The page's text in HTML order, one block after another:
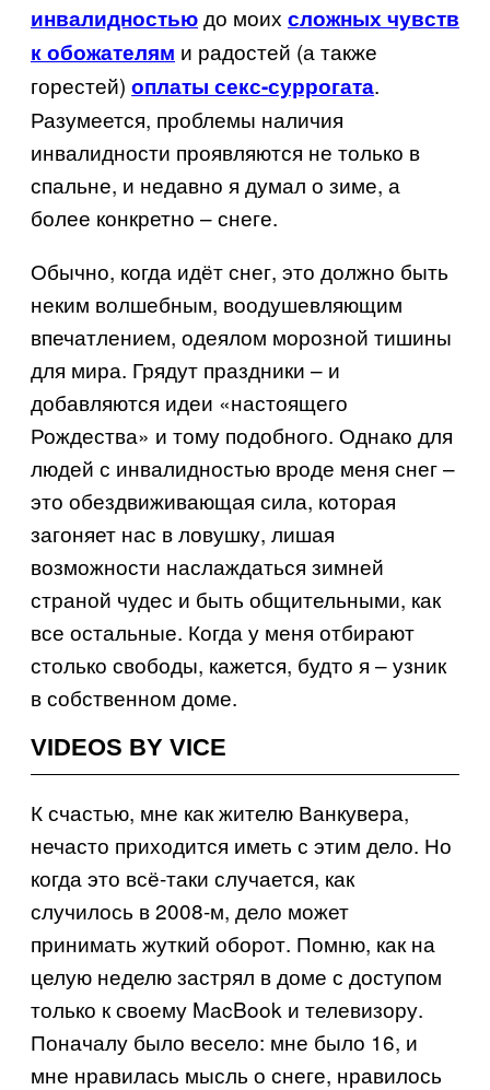
инвалидностьюдо моих сложных чувств
к обожателям и радостей (а также
горестей) оплаты секс-суррогата.
Разумеется, проблемы наличия
инвалидности проявляются не только в
спальне, и недавно я думал о зиме, а
более конкретно – снеге.
Обычно, когда идёт снег, это должно быть
неким волшебным, воодушевляющим
впечатлением, одеялом морозной тишины
для мира. Грядут праздники – и
добавляются идеи «настоящего
Рождества» и тому подобного. Однако для
людей с инвалидностью вроде меня снег –
это обездвиживающая сила, которая
загоняет нас в ловушку, лишая
возможности наслаждаться зимней
страной чудес и быть общительными, как
все остальные. Когда у меня отбирают
столько свободы, кажется, будто я – узник
в собственном доме.
VIDEOS BY VICE
К счастью, мне как жителю Ванкувера,
нечасто приходится иметь с этим дело. Но
когда это всё-таки случается, как
случилось в 2008-м, дело может
принимать жуткий оборот. Помню, как на
целую неделю застрял в доме с доступом
только к своему MacBook и телевизору.
Поначалу было весело: мне было 16, и
мне нравилась мысль о снеге, нравилось